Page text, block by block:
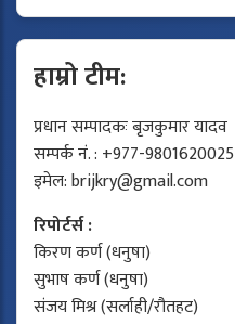
हाम्रो टीम:
प्रधान सम्पादकः बृजकुमार यादव
सम्पर्क नं. : +977-9801620025
इमेल:brijkry@gmail.com
रिपोर्टर्स :
किरण कर्ण (धनुषा)
सुभाष कर्ण (धनुषा)
संजय मिश्र (सर्लाही/रौतहट)